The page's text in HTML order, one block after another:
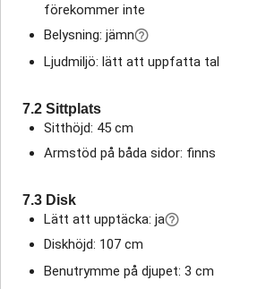
förekommer inte
Belysning: jämn
Ljudmiljö: lätt att uppfatta tal
7.2 Sittplats
Sitthöjd: 45 cm
Armstöd på båda sidor: finns
7.3 Disk
Lätt att upptäcka: ja
Diskhöjd: 107 cm
Benutrymme på djupet: 3 cm